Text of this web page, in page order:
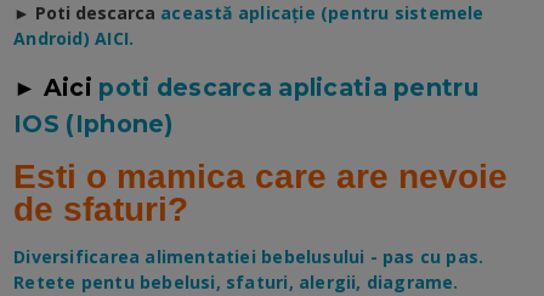
► Poti descarca această aplicație (pentru sistemele
Android) AICI.
► Aici poti descarca aplicatia pentru
IOS (Iphone)
Esti o mamica care are nevoie
de sfaturi?
Diversificarea alimentatiei bebelusului - pas cu pas.
Retete pentu bebelusi, sfaturi, alergii, diagrame.